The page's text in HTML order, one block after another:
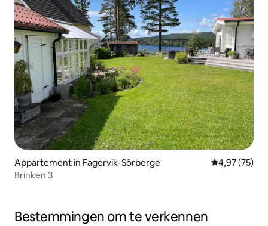
Appartement in Fagervik-Sörberge Gemiddelde
4,97 (75)
Brinken 3
Bestemmingen om te verkennen